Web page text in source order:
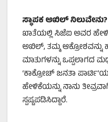
ಸ್ಥಾಪಕ ಅಖಿಲ್ ನಿಲುವೇನು?
ಖಾತೆಯಲ್ಲಿ ಸಿಜೆಐ ಅವರ
ಅಖಿಲ್, ತಮ್ಮ ಆಕ್ರೋಶವನ್ನು
ಮಾತುಗಳನ್ನು ಒಪ್ಪಲಾಗದ
‘ಕಾಕ್ರೋಚ್ ಜನತಾ
ಹೇಳಿಕೆಯನ್ನು ನಾನು
ಸ್ಪಷ್ಟಪಡಿಸಿದ್ದಾರೆ.